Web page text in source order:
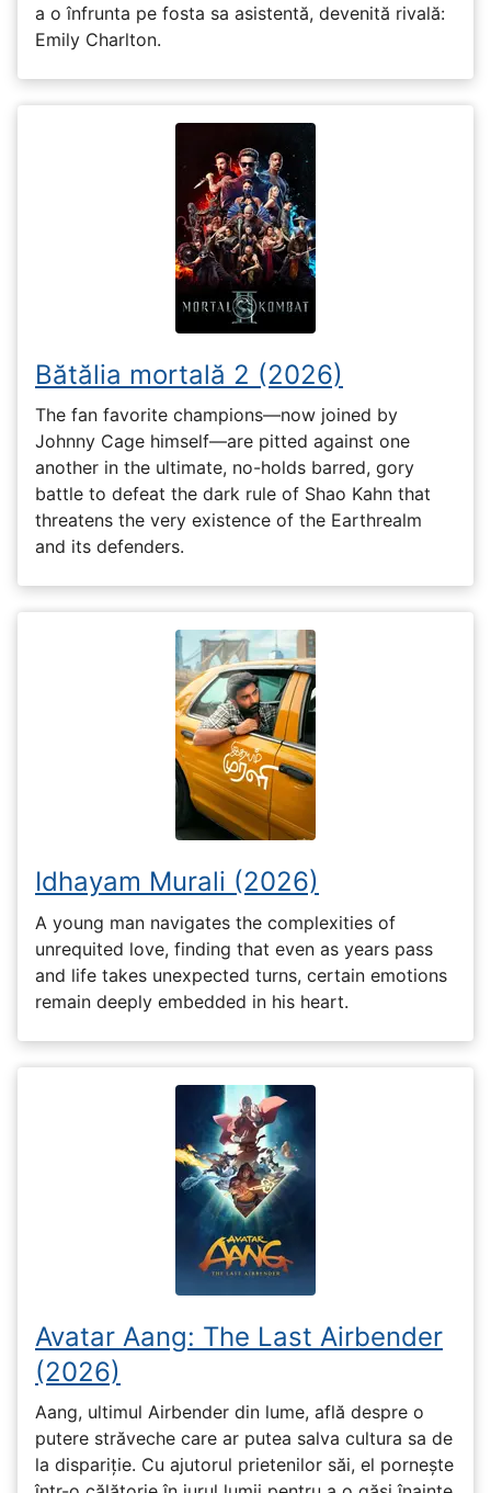
a o înfrunta pe fosta sa asistentă, devenită rivală:
Emily Charlton.
Bătălia mortală 2 (2026)
The fan favorite champions—now joined by
Johnny Cage himself—are pitted against one
another in the ultimate, no-holds barred, gory
battle to defeat the dark rule of Shao Kahn that
threatens the very existence of the Earthrealm
and its defenders.
Idhayam Murali (2026)
A young man navigates the complexities of
unrequited love, finding that even as years pass
and life takes unexpected turns, certain emotions
remain deeply embedded in his heart.
Avatar Aang: The Last Airbender
(2026)
Aang, ultimul Airbender din lume, află despre o
putere străveche care ar putea salva cultura sa de
la dispariție. Cu ajutorul prietenilor săi, el pornește